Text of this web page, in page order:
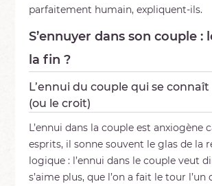
parfaitement humain, expliquent-ils.
S’ennuyer dans son couple :
la fin ?
L’ennui du couple qui se
(ou le croit)
L’ennui dans la couple est anxiogène
esprits, il sonne souvent le glas de la
logique : l’ennui dans le couple veut
s’aime plus, que l’on a fait le tour l’un